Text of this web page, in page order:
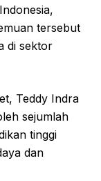
tersebut
di sektor
Teddy Indra
sejumlah
tinggi
dan